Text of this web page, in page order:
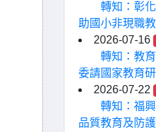
轉知：彰
助國小非現職
2026-07-16
轉知：教
委請國家教育
2026-07-22
轉知：福
品質教育及防